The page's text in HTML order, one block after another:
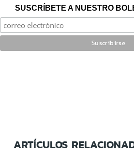
SUSCRÍBETE A NUESTRO
ARTÍCULOS